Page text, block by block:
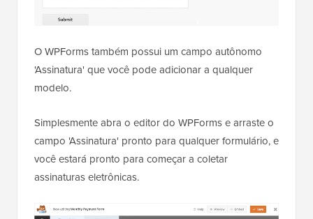
O WPForms também possui um campo autônomo
'Assinatura' que você pode adicionar a qualquer
modelo.
Simplesmente abra o editor do WPForms e arraste o
campo 'Assinatura' pronto para qualquer formulário, e
você estará pronto para começar a coletar
assinaturas eletrônicas.